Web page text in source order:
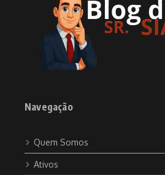
Navegação
Quem Somos
Ativos